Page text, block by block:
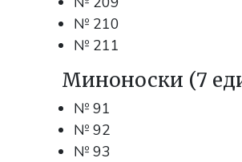
№ 210
№ 211
Миноноски (7
№ 91
№ 92
№ 93